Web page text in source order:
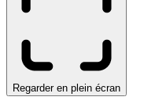
Regarder en plein écran